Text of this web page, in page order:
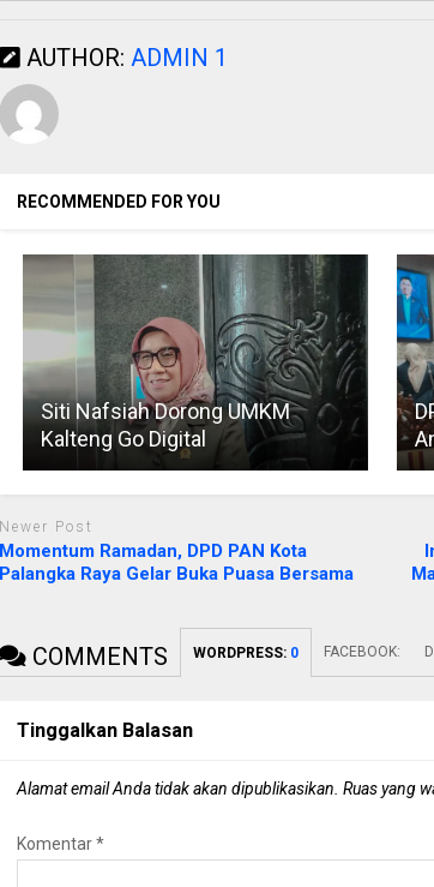
AUTHOR: ADMIN 1
RECOMMENDED FOR YOU
Siti Nafsiah Dorong UMKM
Kalteng Go Digital
Newer Post
Momentum Ramadan, DPD PAN Kota
Palangka Raya Gelar Buka Puasa Bersama
COMMENTS WORDPRESS: 0 FACEBOOK:
Tinggalkan Balasan
Alamat email Anda tidak akan dipublikasikan. Ruas yang
Komentar*